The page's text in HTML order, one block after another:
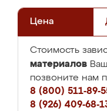
Цена
Стоимость
материалов
позвоните нам
8 (800) 511-89-
8 (926) 409-68-